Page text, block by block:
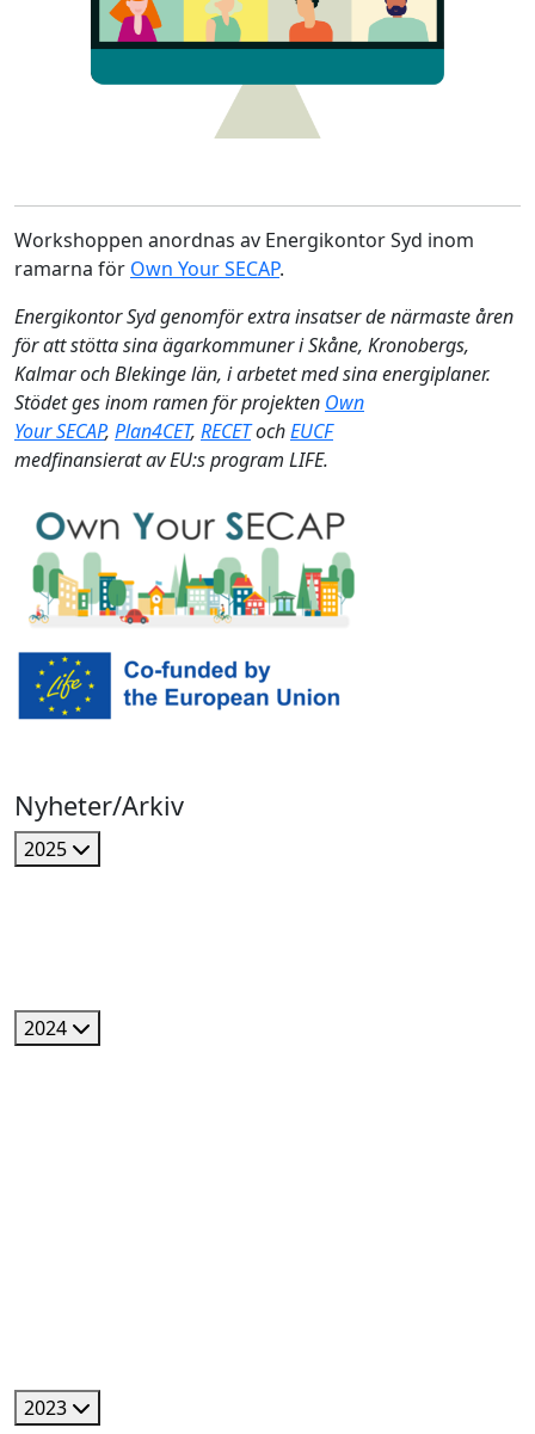
Workshoppen anordnas av Energikontor Syd inom
ramarna för Own Your SECAP.
Energikontor Syd genomför extra insatser de närmaste åren
för att stötta sina ägarkommuner i Skåne, Kronobergs,
Kalmar och Blekinge län, i arbetet med sina energiplaner.
Stödet ges inom ramen för projekten Own
YourSECAP, Plan4CET, RECETochEUCF
medfinansierat av EU:s program LIFE.
Nyheter/Arkiv
2025
2024
2023